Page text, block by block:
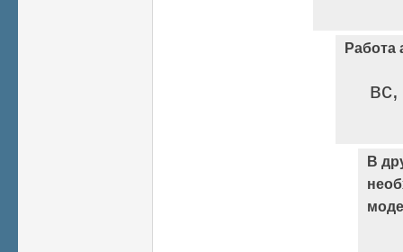
Работа
В